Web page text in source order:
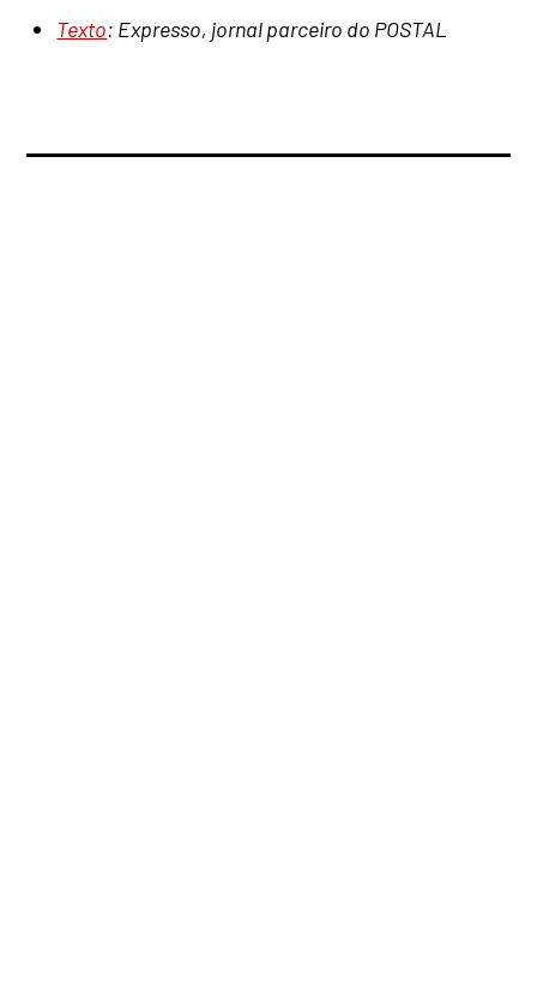
Texto: Expresso, jornal parceiro do POSTAL